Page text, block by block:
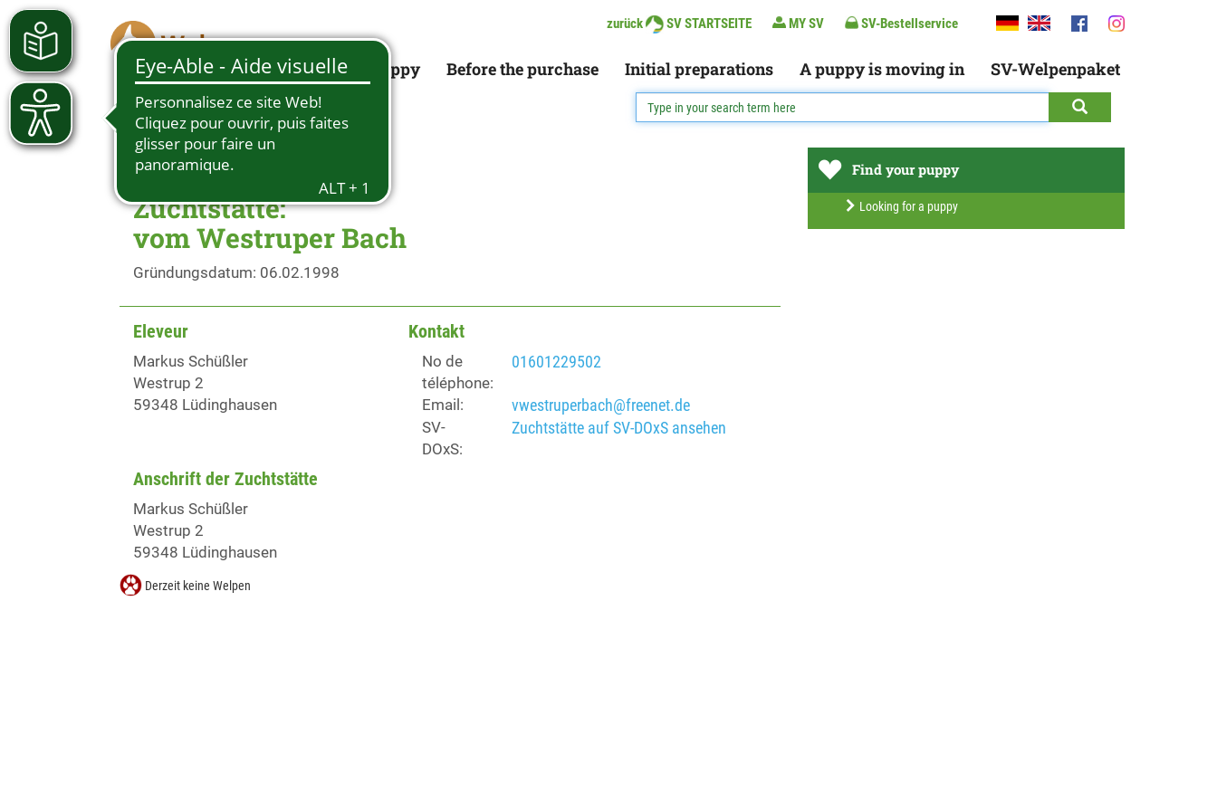
zurück SV STARTSEITE MY SV SV-Bestellservice
Looking for a puppy Before the purchase Initial preparations A puppy is moving in SV-Welpenpaket
Zuchtstätte:
vom Westruper Bach
Gründungsdatum: 06.02.1998
Eleveur
Markus Schüßler
Westrup 2
59348 Lüdinghausen
Kontakt
No de
téléphone:
01601229502
Email: vwestruperbach@freenet.de
SV-
DOxS:
Zuchtstätte auf SV-DOxS ansehen
Anschrift der Zuchtstätte
Markus Schüßler
Westrup 2
59348 Lüdinghausen
Derzeit keine Welpen
Find your puppy
Looking for a puppy